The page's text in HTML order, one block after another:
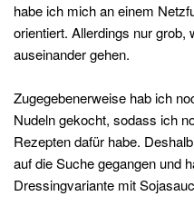
habe ich mich an einem
orientiert. Allerdings nur grob,
auseinander gehen.
Zugegebenerweise hab ich
Nudeln gekocht, sodass ich
Rezepten dafür habe.
auf die Suche gegangen und
Dressingvariante mit